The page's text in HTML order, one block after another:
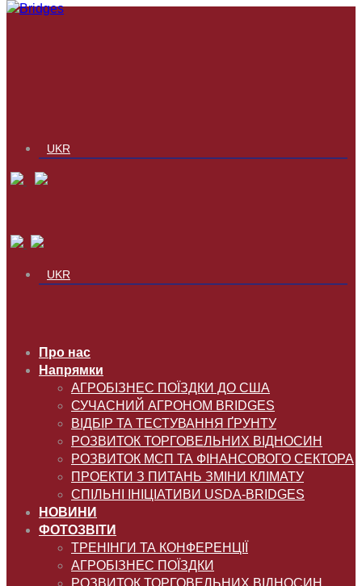
UKR
UKR
Про нас
Напрямки
АГРОБІЗНЕС ПОЇЗДКИ ДО США
СУЧАСНИЙ АГРОНОМ BRIDGES
ВІДБІР ТА ТЕСТУВАННЯ ҐРУНТУ
РОЗВИТОК ТОРГОВЕЛЬНИХ ВІДНОСИН
РОЗВИТОК МСП ТА ФІНАНСОВОГО СЕКТОРА
ПРОЕКТИ З ПИТАНЬ ЗМІНИ КЛІМАТУ
СПІЛЬНІ ІНІЦІАТИВИ USDA-BRIDGES
НОВИНИ
ФОТОЗВІТИ
ТРЕНІНГИ ТА КОНФЕРЕНЦІЇ
АГРОБІЗНЕС ПОЇЗДКИ
РОЗВИТОК ТОРГОВЕЛЬНИХ ВІДНОСИН